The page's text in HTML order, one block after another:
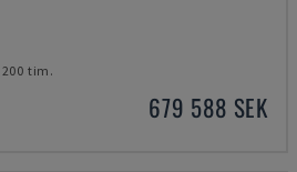
200 tim.
679 588 SEK